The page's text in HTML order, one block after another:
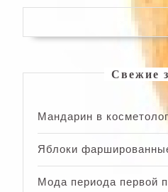
Свежие
Мандарин в
Яблоки
Мода периода первой